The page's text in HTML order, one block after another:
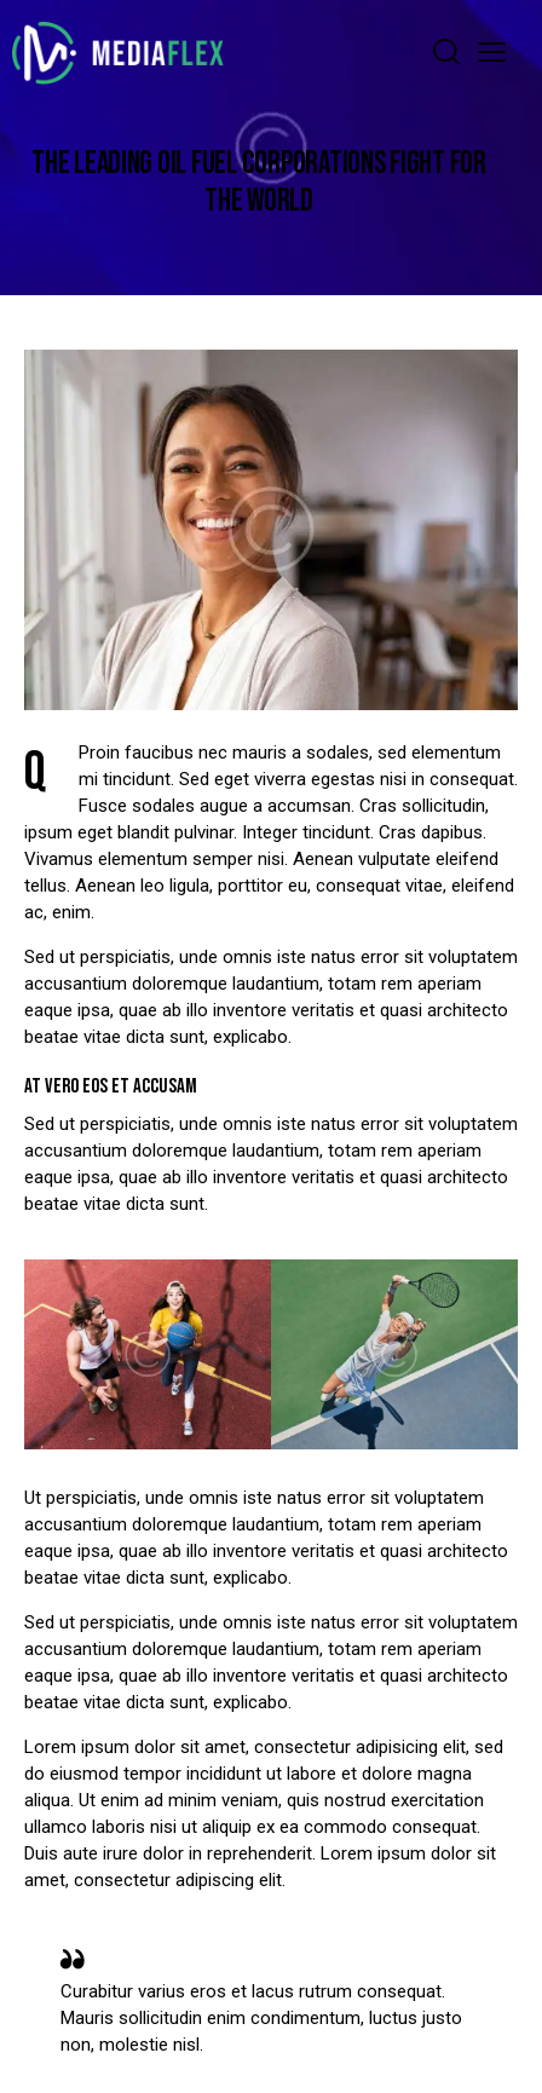
THE LEADING OIL FUEL CORPORATIONS FIGHT FOR
THE WORLD
Q
Proin faucibus nec mauris a sodales, sed elementum
mi tincidunt. Sed eget viverra egestas nisi in consequat.
Fusce sodales augue a accumsan. Cras sollicitudin,
ipsum eget blandit pulvinar. Integer tincidunt. Cras dapibus.
Vivamus elementum semper nisi. Aenean vulputate eleifend
tellus. Aenean leo ligula, porttitor eu, consequat vitae, eleifend
ac, enim.
Sed ut perspiciatis, unde omnis iste natus error sit voluptatem
accusantium doloremque laudantium, totam rem aperiam
eaque ipsa, quae ab illo inventore veritatis et quasi architecto
beatae vitae dicta sunt, explicabo.
AT VERO EOS ET ACCUSAM
Sed ut perspiciatis, unde omnis iste natus error sit voluptatem
accusantium doloremque laudantium, totam rem aperiam
eaque ipsa, quae ab illo inventore veritatis et quasi architecto
beatae vitae dicta sunt.
Ut perspiciatis, unde omnis iste natus error sit voluptatem
accusantium doloremque laudantium, totam rem aperiam
eaque ipsa, quae ab illo inventore veritatis et quasi architecto
beatae vitae dicta sunt, explicabo.
Sed ut perspiciatis, unde omnis iste natus error sit voluptatem
accusantium doloremque laudantium, totam rem aperiam
eaque ipsa, quae ab illo inventore veritatis et quasi architecto
beatae vitae dicta sunt, explicabo.
Lorem ipsum dolor sit amet, consectetur adipisicing elit, sed
do eiusmod tempor incididunt ut labore et dolore magna
aliqua. Ut enim ad minim veniam, quis nostrud exercitation
ullamco laboris nisi ut aliquip ex ea commodo consequat.
Duis aute irure dolor in reprehenderit. Lorem ipsum dolor sit
amet, consectetur adipiscing elit.
Curabitur varius eros et lacus rutrum consequat.
Mauris sollicitudin enim condimentum, luctus justo
non, molestie nisl.